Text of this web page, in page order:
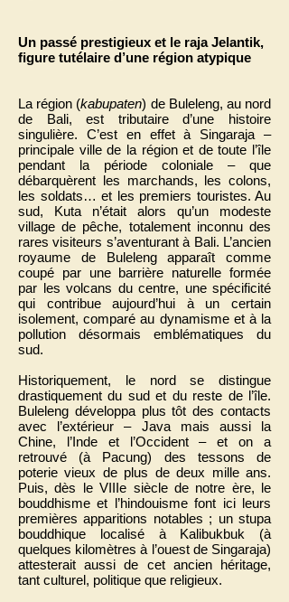
Un passé prestigieux et le raja Jelantik,
figure tutélaire d’une région atypique
La région (kabupaten) de Buleleng, au nord
de Bali, est tributaire d’une histoire
singulière. C’est en effet à Singaraja –
principale ville de la région et de toute l’île
pendant la période coloniale – que
débarquèrent les marchands, les colons,
les soldats… et les premiers touristes. Au
sud, Kuta n’était alors qu’un modeste
village de pêche, totalement inconnu des
rares visiteurs s’aventurant à Bali. L’ancien
royaume de Buleleng apparaît comme
coupé par une barrière naturelle formée
par les volcans du centre, une spécificité
qui contribue aujourd’hui à un certain
isolement, comparé au dynamisme et à la
pollution désormais emblématiques du
sud.
Historiquement, le nord se distingue
drastiquement du sud et du reste de l’île.
Buleleng développa plus tôt des contacts
avec l’extérieur – Java mais aussi la
Chine, l’Inde et l’Occident – et on a
retrouvé (à Pacung) des tessons de
poterie vieux de plus de deux mille ans.
Puis, dès le VIIIe siècle de notre ère, le
bouddhisme et l’hindouisme font ici leurs
premières apparitions notables ; un stupa
bouddhique localisé à Kalibukbuk (à
quelques kilomètres à l’ouest de Singaraja)
attesterait aussi de cet ancien héritage,
tant culturel, politique que religieux.